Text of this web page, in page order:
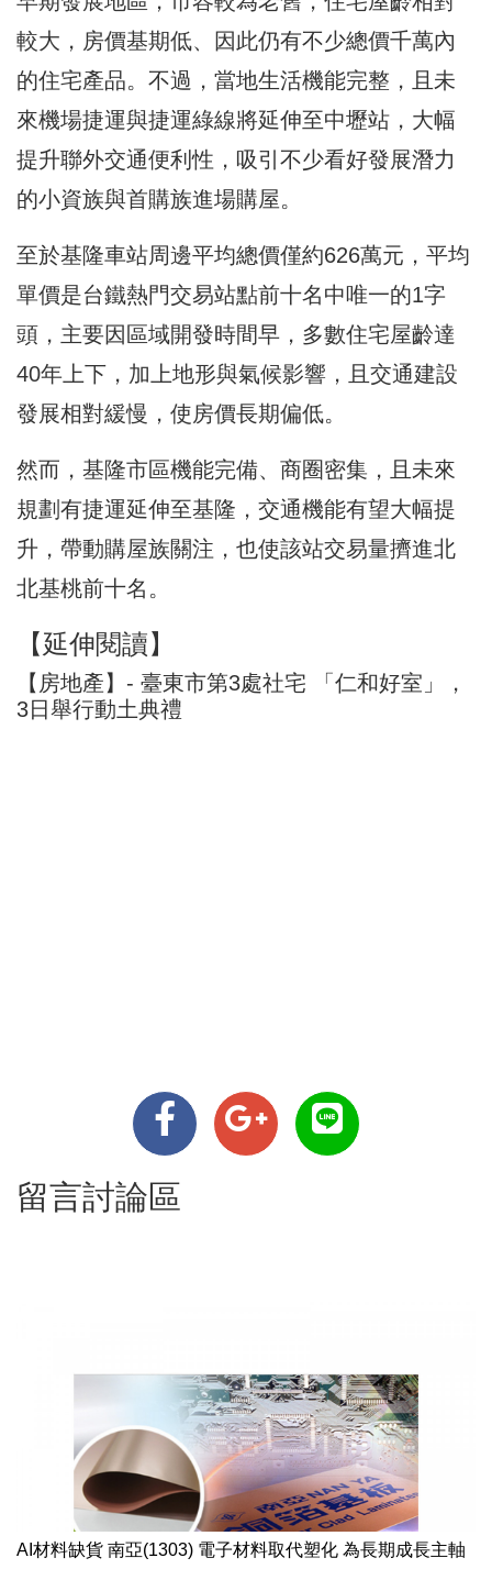
較大，房價基期低、因此仍有不少總價千萬內
的住宅產品。不過，當地生活機能完整，且未
來機場捷運與捷運綠線將延伸至中壢站，大幅
提升聯外交通便利性，吸引不少看好發展潛力
的小資族與首購族進場購屋。
至於基隆車站周邊平均總價僅約626萬元，平均
單價是台鐵熱門交易站點前十名中唯一的1字
頭，主要因區域開發時間早，多數住宅屋齡達
40年上下，加上地形與氣候影響，且交通建設
發展相對緩慢，使房價長期偏低。
然而，基隆市區機能完備、商圈密集，且未來
規劃有捷運延伸至基隆，交通機能有望大幅提
升，帶動購屋族關注，也使該站交易量擠進北
北基桃前十名。
【延伸閱讀】
【房地產】- 臺東市第3處社宅 「仁和好室」，
3日舉行動土典禮
留言討論區
AI材料缺貨 南亞(1303) 電子材料取代塑化 為長期成長主軸